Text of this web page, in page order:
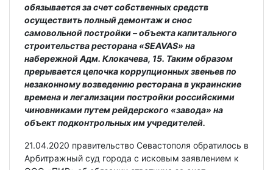
обязывается за счет собственных средств
осуществить полный демонтаж и снос
самовольной постройки – объекта капитального
строительства ресторана «SEAVAS» на
набережной Адм. Клокачева, 15. Таким образом
прерывается цепочка коррупционных звеньев по
незаконному возведению ресторана в украинские
времена и легализации постройки российскими
чиновниками путем рейдерского «завода» на
объект подконтрольных им учредителей.
21.04.2020 правительство Севастополя обратилось в
Арбитражный суд города с исковым заявлением к